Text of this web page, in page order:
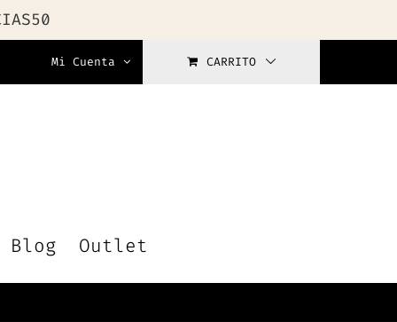
Mi Cuenta CARRITO
Blog Outlet